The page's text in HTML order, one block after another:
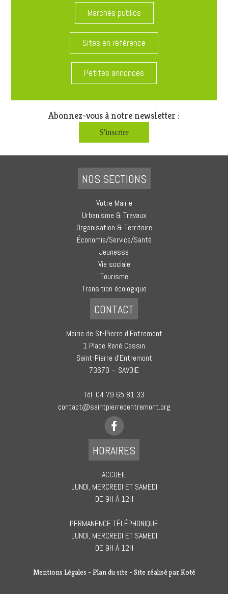
Marchés publics
Sites en référence
Petites annonces
Abonnez-vous à notre newsletter :
S'inscrire
NOS SECTIONS
Votre Mairie
Urbanisme & Travaux
Organisation & Territoire
Économie/Service/Santé
Jeunesse
Vie sociale
Tourisme
Transition écologique
CONTACT
Mairie de St-Pierre d’Entremont
1 Place René Cassin
Saint-Pierre d’Entremont
73670 – SAVOIE
Tèl. 04 79 65 81 33
contact@saintpierredentremont.org
HORAIRES
ACCUEIL
LUNDI, MERCREDI ET SAMEDI
DE 9H À 12H
PERMANENCE TÉLÉPHONIQUE
LUNDI, MERCREDI ET SAMEDI
DE 9H À 12H
Mentions Légales - Plan du site - Site réalisé parKoté